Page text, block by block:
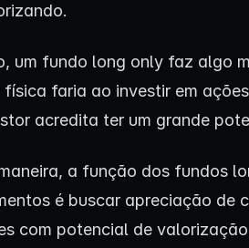
um fundo long only faz algo
física faria ao investir em
acredita ter um grande
a função dos fundos
é buscar apreciação de
com potencial de